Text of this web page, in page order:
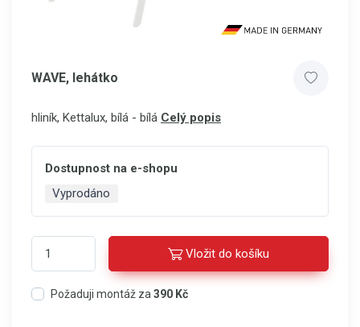
WAVE, lehátko
hliník, Kettalux, bílá - bílá Celý popis
Dostupnost na e-shopu
Vyprodáno
Vložit do košíku
Požaduji montáž za 390 Kč